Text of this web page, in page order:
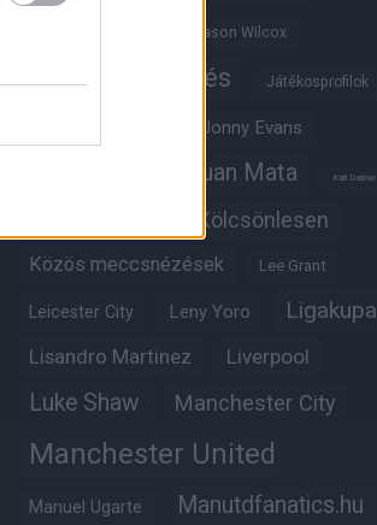
Jason Wilcox
Játékosértékelés Játékosprofilok
Jonny Evans
Juan Mata Karl Darlow
Kölcsönlesen
Közös meccsnézések Lee Grant
Leicester City Leny Yoro Ligakupa
Lisandro Martinez Liverpool
Luke Shaw Manchester City
Manchester United
Manuel Ugarte Manutdfanatics.hu